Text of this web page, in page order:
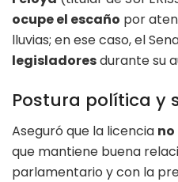
ocupe el escaño por
lluvias; en ese caso, el
legisladoresdurante su
Postura política y
Aseguró que la licencia
que mantiene buena
parlamentario y con la